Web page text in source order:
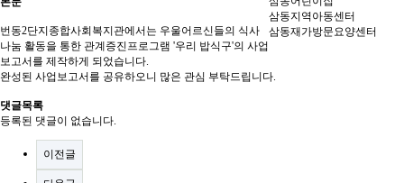
삼동지역아동센터
삼동재가방문요양센터
번동2단지종합사회복지관에서는 우울어르신들의 식사
나눔 활동을 통한 관계증진프로그램 '우리 밥식구'의 사업
보고서를 제작하게 되었습니다.
완성된 사업보고서를 공유하오니 많은 관심 부탁드립니다.
댓글목록
등록된 댓글이 없습니다.
이전글